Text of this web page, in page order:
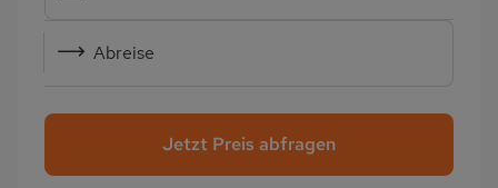
Abreise
Jetzt Preis abfragen